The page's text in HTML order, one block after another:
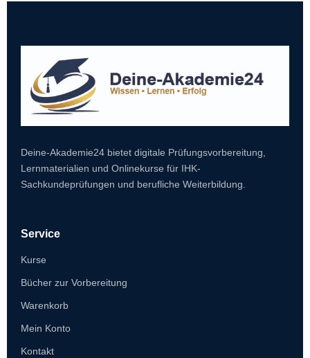
Deine-Akademie24 bietet digitale Prüfungsvorbereitung,
Lernmaterialien und Onlinekurse für IHK-
Sachkundeprüfungen und berufliche Weiterbildung.
Service
Kurse
Bücher zur Vorbereitung
Warenkorb
Mein Konto
Kontakt